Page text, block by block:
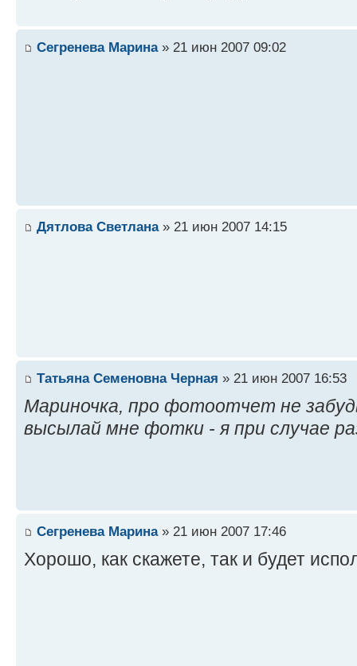
Сегренева Марина» 21 июн 2007 09:02
Дятлова Светлана» 21 июн 2007 14:15
Татьяна Семеновна Черная » 21 июн 2007 16:53
Мариночка, про фотоотчет не
высылай мне фотки - я при случае
Сегренева Марина» 21 июн 2007 17:46
Хорошо, как скажете, так и будет